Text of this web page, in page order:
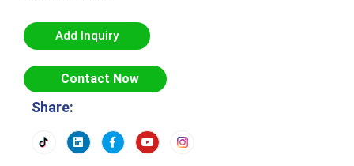
Add Inquiry
Contact Now
Share: